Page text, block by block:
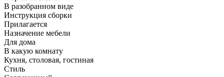
В разобранном виде
Инструкция сборки
Прилагается
Назначение мебели
Для дома
В какую комнату
Кухня, столовая, гостиная
Стиль